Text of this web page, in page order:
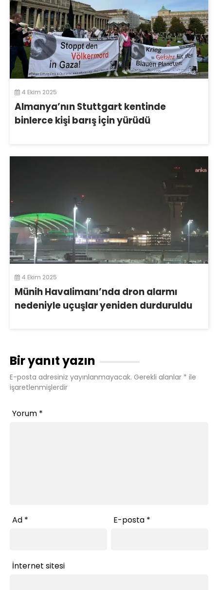
4 Ekim 2025
Almanya’nın Stuttgart kentinde
binlerce kişi barış için yürüdü
4 Ekim 2025
Münih Havalimanı’nda dron alarmı
nedeniyle uçuşlar yeniden durduruldu
Bir yanıt yazın
E-posta adresiniz yayınlanmayacak. Gerekli alanlar * ile
işaretlenmişlerdir
Yorum *
Ad * E-posta *
İnternet sitesi